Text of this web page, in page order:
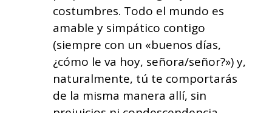
costumbres. Todo el mundo es
amable y simpático contigo
(siempre con un «buenos días,
¿cómo le va hoy, señora/señor?») y,
naturalmente, tú te comportarás
de la misma manera allí, sin